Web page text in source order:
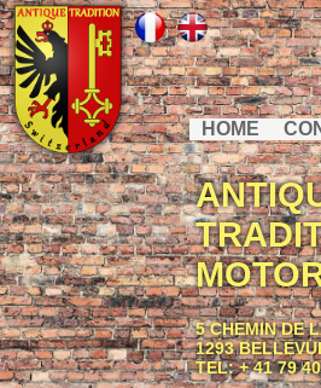
HOME
5 CHEMIN DE
1293
TEL: + 41 79